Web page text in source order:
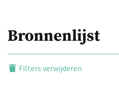
Bronnenlijst
Filters verwijderen